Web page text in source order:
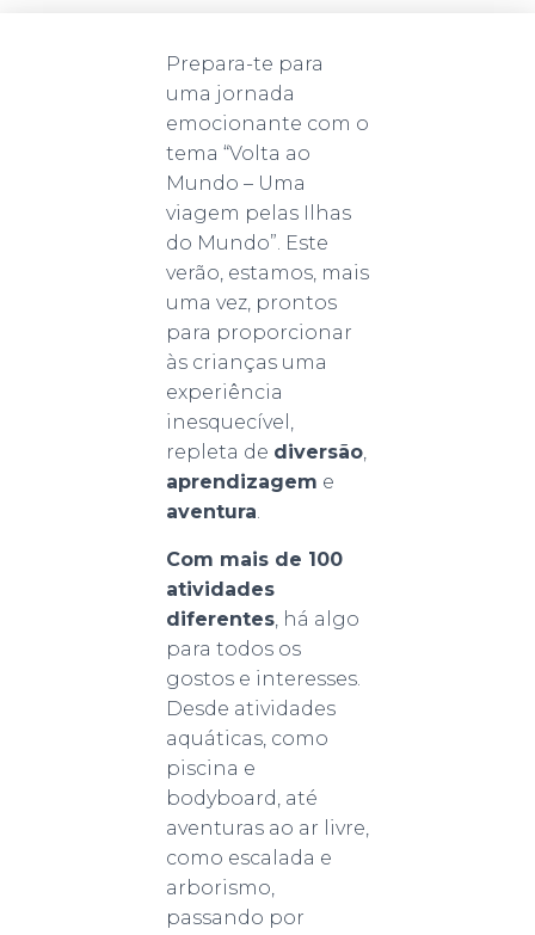
Prepara-te para
uma jornada
emocionante com o
tema “Volta ao
Mundo – Uma
viagem pelas Ilhas
do Mundo”. Este
verão, estamos, mais
uma vez, prontos
para proporcionar
às crianças uma
experiência
inesquecível,
repleta de diversão,
aprendizagem e
aventura.
Com mais de 100
atividades
diferentes, há algo
para todos os
gostos e interesses.
Desde atividades
aquáticas, como
piscina e
bodyboard, até
aventuras ao ar livre,
como escalada e
arborismo,
passando por